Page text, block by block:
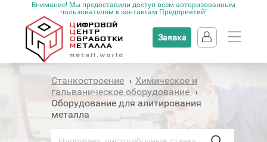
Внимание! Мы предоставили доступ всем авторизованным
пользователям к контактам Предприятий!
Заявка
Станкостроение ›Химическое и
гальваническое оборудование›
Оборудование для алитирования
металла